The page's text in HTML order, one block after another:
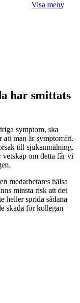
Visa meny
har smittats
symptom, ska
att man är symptomfri.
till sjukanmälning.
vetskap om detta får vi
medarbetares hälsa
minsta risk att det
heller sprida sådana
skada för kollegan